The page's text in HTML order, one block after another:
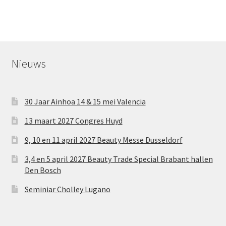
Nieuws
30 Jaar Ainhoa 14 & 15 mei Valencia
13 maart 2027 Congres Huyd
9, 10 en 11 april 2027 Beauty Messe Dusseldorf
3,4 en 5 april 2027 Beauty Trade Special Brabant hallen
Den Bosch
Seminiar Cholley Lugano